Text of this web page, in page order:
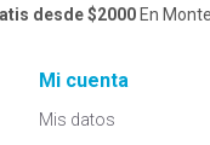
desde $2000En
Mi cuenta
Mis datos